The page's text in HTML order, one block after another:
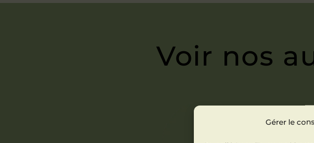
Gérer le
Voir nos